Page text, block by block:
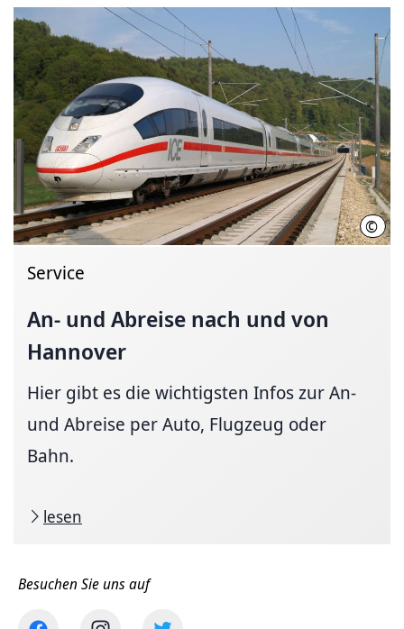
©
Service
An- und Abreise nach und von
Hannover
Hier gibt es die wichtigsten Infos zur An-
und Abreise per Auto, Flugzeug oder
Bahn.
lesen
Besuchen Sie uns auf